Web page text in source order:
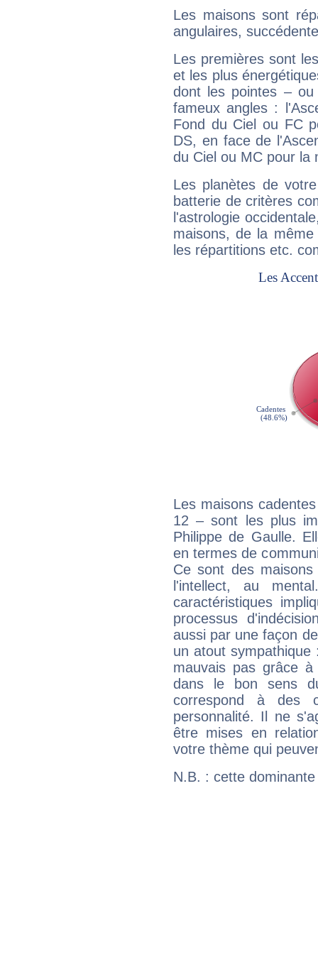
Les maisons sont
angulaires,
Les premières sont
et les plus
dont les pointes –
fameux angles :
Fond du Ciel ou FC
DS, en face de
du Ciel ou MC pour la
Les planètes de
batterie de critères
l'astrologie
maisons, de la
les répartitions etc.
Les maisons
12 – sont les plus
Philippe de Gaulle.
en termes de
Ce sont des
l'intellect, au
caractéristiques
processus
aussi par une façon
un atout
mauvais pas grâce
dans le bon sens
correspond à des
personnalité. Il ne
être mises en
votre thème qui
N.B. : cette